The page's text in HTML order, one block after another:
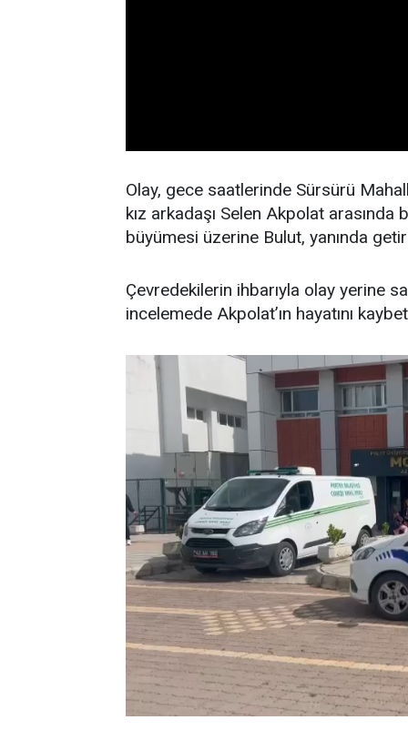
Olay, gece saatlerinde Sürsürü
kız arkadaşı Selen Akpolat arasında
büyümesi üzerine Bulut, yanında
Çevredekilerin ihbarıyla olay yerine
incelemede Akpolat’ın hayatını